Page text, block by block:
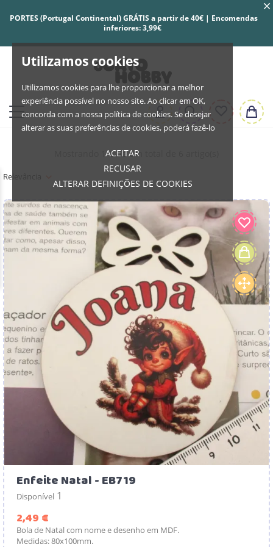
Utilizamos cookies
Utilizamos cookies para lhe proporcionar a melhor
experiência possível no nosso site. Ao clicar em OK,
concorda com a nossa política de cookies. Se desejar
alterar as suas preferências de cookies, poderá fazê-lo
ACEITAR
RECUSAR
ALTERAR DEFINIÇÕES DE COOKIES
PORTES (Portugal Continental) GRÁTIS a partir de 40€ | Encomendas
inferiores: 3,99€
Relevância
Mostrando 1-6 de um total de 6 artigo(s)
Enfeite Natal - EB719
Disponível 1
2,49 €
Bola de Natal com nome e desenho em MDF.
Medidas: 80x100mm.